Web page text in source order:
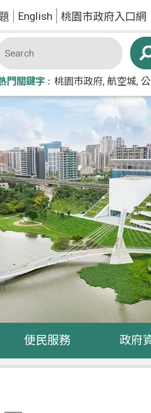
English 桃園市政府入口網
門關鍵字 桃園市政府 航空城
便民服務 政府